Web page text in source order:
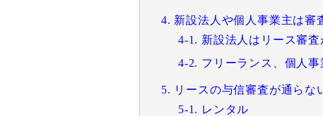
4. 新設法人や個人事業主は審
4-1. 新設法人はリース審査
4-2. フリーランス、個人
5. リースの与信審査が通らな
5-1. レンタル